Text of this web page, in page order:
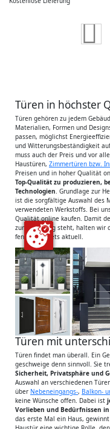
Seite
Türen in höchster
Türen gehören zu jedem
Materialien, Formen und
passen, möglichst
und Witterungsbeständigkeit
muss auch der Preis und vor
Haustüren, Zimmertüren bzw.
Preisen und in hoher Qualität
Top-Qualität zu produzieren,
Technologien. Grundlage zur
ist die sorgfältige Auswahl des
verwendeten Werkstoffs. Bei
Qualität online kaufen. Damit
zur Verfügung steht, halten wir
fenster.de stets aktuell.
Türen mit
Türen findet man überall. Ein
geschweige denn sinnvoll. Sie
Sicherheit, Privatsphäre und
Auswahl an verschiedenen
über Nebeneingangs-, Balkon-
keine Wünsche offen. Dabei ist
Vorlieben und Bedürfnissen
das erste Mal ein Haus,